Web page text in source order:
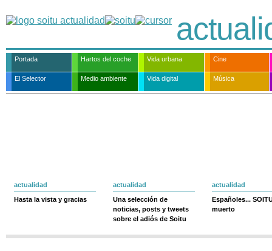
Portada Hartos del coche Vida urbana Cine
El Selector Medio ambiente Vida digital Música
actualidad
Hasta la vista y gracias
actualidad
Una selección de
noticias, posts y tweets
sobre el adiós de Soitu
actualidad
Españoles...
muerto